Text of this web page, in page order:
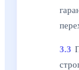
3.3